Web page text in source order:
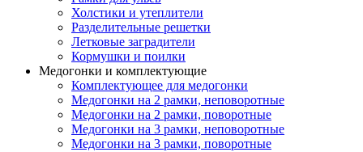
Холстики и утеплители
Разделительные решетки
Летковые заградители
Кормушки и поилки
Медогонки и комплектующие
Комплектующее для медогонки
Медогонки на 2 рамки, неповоротные
Медогонки на 2 рамки, поворотные
Медогонки на 3 рамки, неповоротные
Медогонки на 3 рамки, поворотные